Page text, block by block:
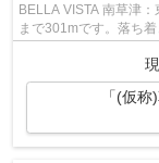
BELLA VISTA 南草津
まで301mです。落ち
す。こちらの物件はア
「(仮